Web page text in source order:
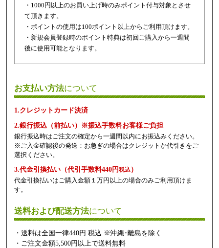
・1000円以上のお買い上げ時のみポイント付与対象とさせ
て頂きます。
・ポイントの使用は100ポイント以上からご利用頂けます。
・新規会員登録時のポイント特典は初回ご購入から一週間
後に使用可能となります。
お支払い方法について
1.クレジットカード決済
2.銀行振込（前払い）※振込手数料お客様ご負担
銀行振込時はご注文の確定から一週間以内にお振込みください。
※ご入金確認後の発送：お急ぎの場合はクレジットか代引きをご
選択ください。
3.代金引換払い（代引手数料440円税込）
代金引換払いはご購入金額１万円以上の場合のみご利用頂けま
す。
送料および配送方法について
・送料は全国一律440円 税込 ※沖縄･離島を除く
・ご注文金額5,500円以上で送料無料